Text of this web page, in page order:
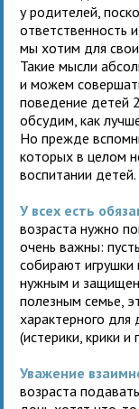
у родителей,
ответственность
мы хотим для
Такие мысли
и можем
поведение детей
обсудим, как
Но прежде
которых в целом
воспитании детей.
У всех есть
возраста нужно
очень важны:
собирают
нужным и
полезным семье,
характерного для
(истерики, крики и
Уважение
возраста